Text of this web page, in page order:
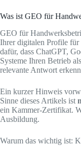
Was ist GEO für
GEO für
Ihrer digitalen Profile für
dafür, dass ChatGPT,
Systeme Ihren Betrieb
relevante Antwort
Ein kurzer Hinweis
Sinne dieses Artikels ist
ein Kammer-Zertifikat.
Ausbildung.
Warum das wichtig ist: